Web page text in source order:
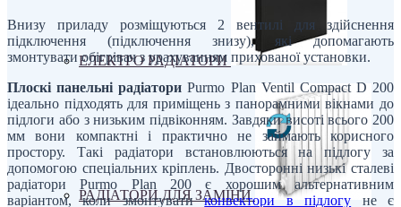
ЕЛЕКТРО РАДІАТОРИ
РАДІАТОРИ ДЛЯ ЗАМІНИ
Внизу приладу розміщуються 2 вентилі для здійснення
підключення (підключення знизу), які допомагають
змонтувати обігрівач з урахуванням прихованої установки.
Плоскі панельні радіатори Purmo Plan Ventil Compact D 200
ідеально підходять для приміщень з панорамними вікнами до
підлоги або з низьким підвіконням. Завдяки висоті всього 200
мм вони компактні і практично не займають корисного
простору. Такі радіатори встановлюються на підлогу за
допомогою спеціальних кріплень. Двосторонні низькі сталеві
радіатори Purmo Plan 200 є хорошим альтернативним
варіантом, коли змонтуватиконвектори в підлогу не є